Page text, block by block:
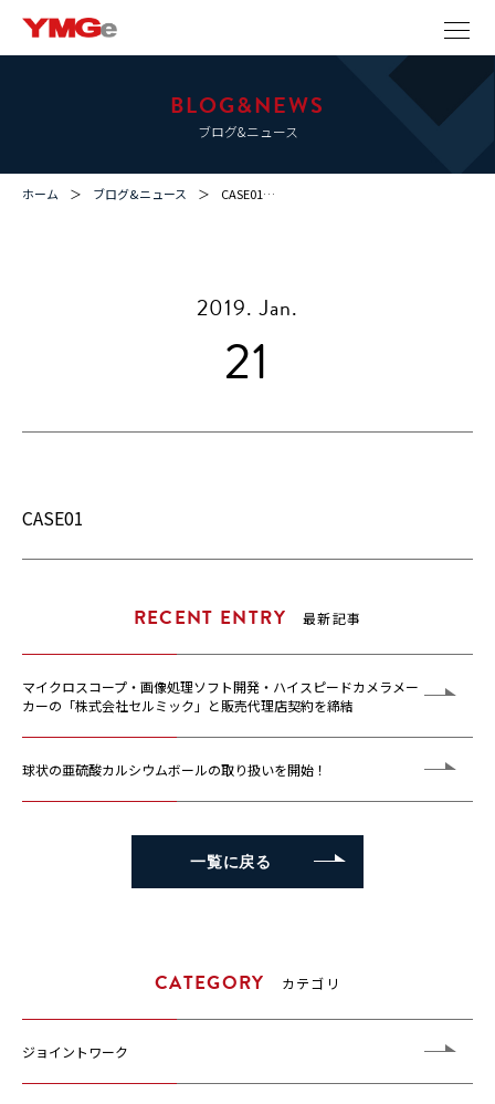
BLOG&NEWS
ブログ&ニュース
ホーム ブログ&ニュース CASE01…
2019. Jan.
21
CASE01
RECENT ENTRY 最新記事
マイクロスコープ・画像処理ソフト開発・ハイスピードカメラメー
カーの「株式会社セルミック」と販売代理店契約を締結
球状の亜硫酸カルシウムボールの取り扱いを開始！
一覧に戻る
CATEGORY カテゴリ
ジョイントワーク